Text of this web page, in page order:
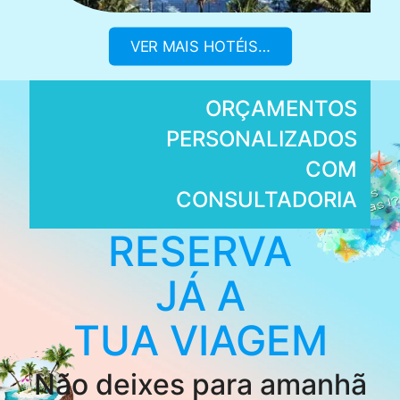
VER MAIS HOTÉIS…
ORÇAMENTOS
PERSONALIZADOS
COM
CONSULTADORIA
RESERVA
JÁ A
TUA VIAGEM
Não deixes para amanhã